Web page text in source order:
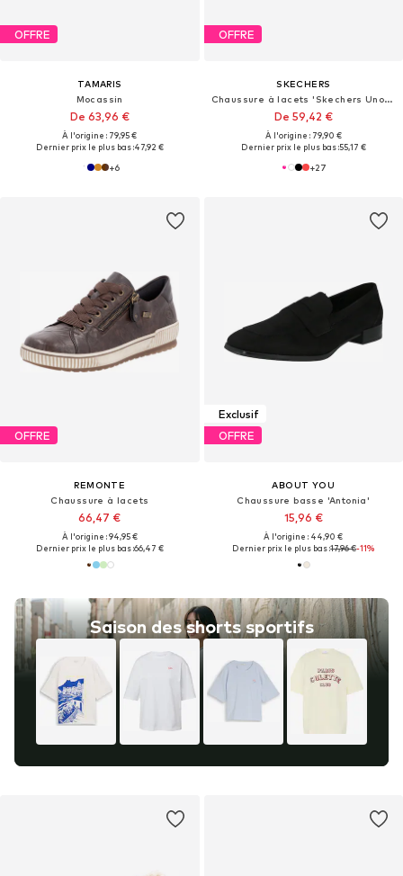
OFFRE
TAMARIS
Mocassin
De 63,96 €
À l'origine : 79,95 €
Dernier prix le plus bas :47,92 €
+6
OFFRE
SKECHERS
Chaussure à lacets 'Skechers Uno-Stand on Air'
De 59,42 €
À l'origine : 79,90 €
Dernier prix le plus bas :55,17 €
+27
OFFRE
REMONTE
Chaussure à lacets
66,47 €
À l'origine : 94,95 €
Dernier prix le plus bas :66,47 €
Saison des shorts sportifs
Exclusif
OFFRE
ABOUT YOU
Chaussure basse 'Antonia'
15,96 €
À l'origine : 44,90 €
Dernier prix le plus bas :17,96 €-11%